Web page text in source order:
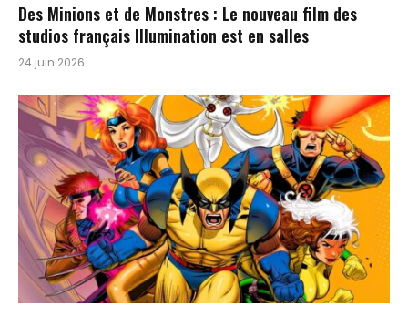
Des Minions et de Monstres : Le nouveau film des
studios français Illumination est en salles
24 juin 2026